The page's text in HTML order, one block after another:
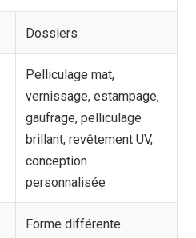
Dossiers
Pelliculage mat,
vernissage, estampage,
gaufrage, pelliculage
brillant, revêtement UV,
conception
personnalisée
Forme différente